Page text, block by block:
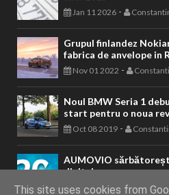
Jan 11 2026 -
Grupul finlandez
fabrica de anvelope in
Nov 01 2022 -
Noul BMW Seria 1
start pentru o noua
Oct 08 2019 -
AUMOVIO
digital
May 02 2026-
This site uses cookies from